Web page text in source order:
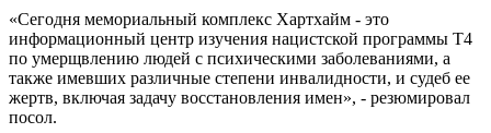
«Сегодня мемориальный комплекс Хартхайм - это
информационный центр изучения нацистской программы Т4
по умерщвлению людей с психическими заболеваниями, а
также имевших различные степени инвалидности, и судеб ее
жертв, включая задачу восстановления имен», - резюмировал
посол.